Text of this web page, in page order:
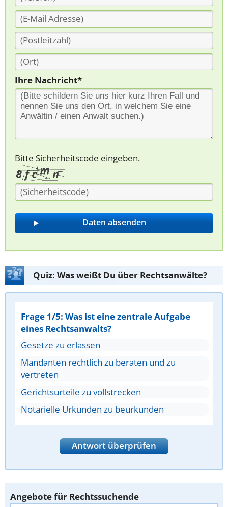
Ihre Nachricht*
Bitte Sicherheitscode eingeben.
Quiz: Was weißt Du über Rechtsanwälte?
Frage 1/5: Was ist eine zentrale Aufgabe
eines Rechtsanwalts?
Gesetze zu erlassen
Mandanten rechtlich zu beraten und zu
vertreten
Gerichtsurteile zu vollstrecken
Notarielle Urkunden zu beurkunden
Antwort überprüfen
Angebote für Rechtssuchende